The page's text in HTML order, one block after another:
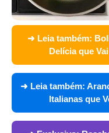
➜ Leia também:
Delícia que
➜ Leia também:
Italianas que